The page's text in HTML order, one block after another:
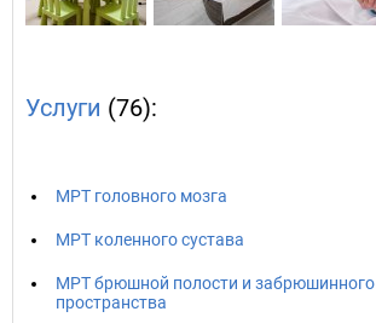
Услуги (76):
МРТ головного мозга
МРТ коленного сустава
МРТ брюшной полости и забрюшинного
пространства